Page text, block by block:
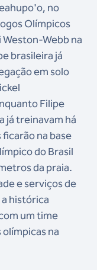
no
Olímpicos
Weston-Webb na
brasileira já
em solo
Filipe
já treinavam há
ficarão na base
do Brasil
da praia.
e serviços de
histórica
um time
na